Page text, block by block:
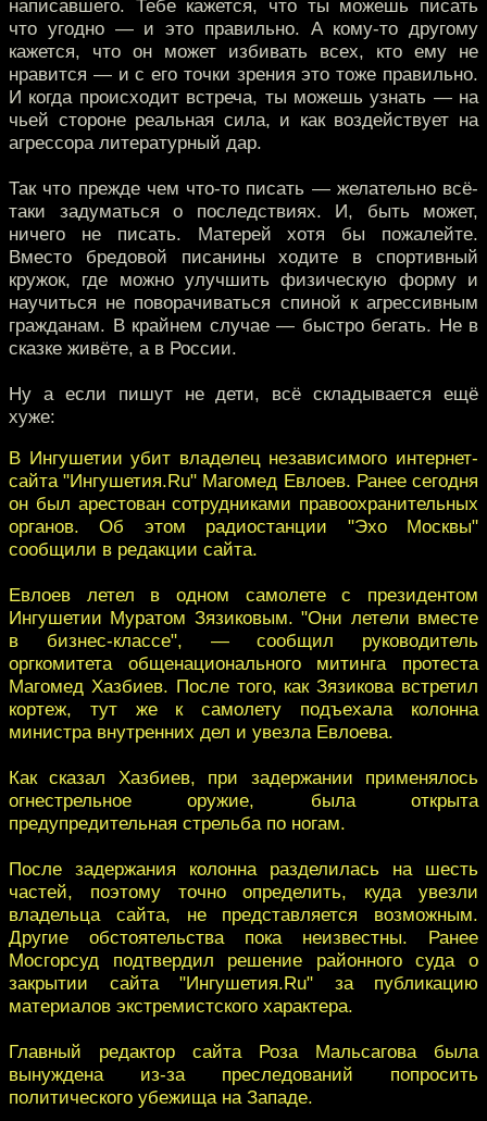
написавшего. Тебе кажется, что ты можешь писать
что угодно — и это правильно. А кому-то другому
кажется, что он может избивать всех, кто ему не
нравится — и с его точки зрения это тоже правильно.
И когда происходит встреча, ты можешь узнать — на
чьей стороне реальная сила, и как воздействует на
агрессора литературный дар.
Так что прежде чем что-то писать — желательно всё-
таки задуматься о последствиях. И, быть может,
ничего не писать. Матерей хотя бы пожалейте.
Вместо бредовой писанины ходите в спортивный
кружок, где можно улучшить физическую форму и
научиться не поворачиваться спиной к агрессивным
гражданам. В крайнем случае — быстро бегать. Не в
сказке живёте, а в России.
Ну а если пишут не дети, всё складывается ещё
хуже:
В Ингушетии убит владелец независимого интернет-
сайта "Ингушетия.Ru" Магомед Евлоев. Ранее сегодня
он был арестован сотрудниками правоохранительных
органов. Об этом радиостанции "Эхо Москвы"
сообщили в редакции сайта.
Евлоев летел в одном самолете с президентом
Ингушетии Муратом Зязиковым. "Они летели вместе
в бизнес-классе", — сообщил руководитель
оргкомитета общенационального митинга протеста
Магомед Хазбиев. После того, как Зязикова встретил
кортеж, тут же к самолету подъехала колонна
министра внутренних дел и увезла Евлоева.
Как сказал Хазбиев, при задержании применялось
огнестрельное оружие, была открыта
предупредительная стрельба по ногам.
После задержания колонна разделилась на шесть
частей, поэтому точно определить, куда увезли
владельца сайта, не представляется возможным.
Другие обстоятельства пока неизвестны. Ранее
Мосгорсуд подтвердил решение районного суда о
закрытии сайта "Ингушетия.Ru" за публикацию
материалов экстремистского характера.
Главный редактор сайта Роза Мальсагова была
вынуждена из-за преследований попросить
политического убежища на Западе.